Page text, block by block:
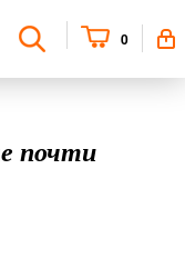
0
почти